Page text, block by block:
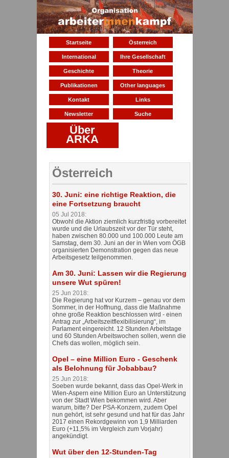
Startseite Österreich
International Ihre Gesellschaft
Geschichte Theorie
Publikationen Other languages
Kontakt Links
Newsletter Suche
Über
ARKA
Österreich
30. Juni: eine richtige Reaktion, die
eine Fortsetzung braucht
05 Jul 2018:
Obwohl die Aktion ziemlich kurzfristig vorbereitet
wurde und die Urlaubszeit vor der Tür steht,
haben zwischen 80.000 und 100.000 Leute am
Samstag, dem 30. Juni an der in Wien vom ÖGB
organisierten Demonstration gegen das neue
Arbeitsgesetz teilgenommen.
Am 30. Juni: Lassen wir die Regierung
unsere Wut spüren!
25 Jun 2018:
Die Regierung hat vor Kurzem – genau vor dem
Sommer, in der Hoffnung, dass die Maßnahme
ohne große Reaktion beschlossen wird - einen
Antrag zur „Arbeitszeitflexibilisierung“, im
Parlament eingereicht. 12 Stunden Arbeitstage
und 60 Stunden Arbeitswochen sollen, wenn die
Chefs das wollen, möglich sein.
Opel – eine Million Euro - Geschenk
als Belohnung für Jobabbau?
25 Jun 2018:
Soeben wurde bekannt, dass das Opel-Werk in
Wien-Aspern eine Million Euro an Unterstützung
von der Stadt Wien bekommen wird. Aber
warum, bitte? Der PSA-Konzern, zudem Opel
nun gehört, ist sehr gesund und hat für das Jahr
2017 einen Rekordgewinn von 1,9 Milliarden
Euro (+11,5% im Vergleich zum Vorjahr)
angekündigt.
Wut über den 12-Stunden-Tag